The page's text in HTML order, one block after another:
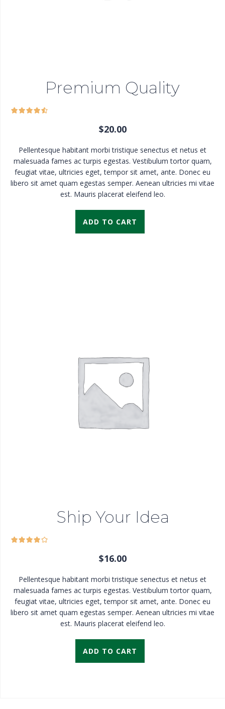
Premium Quality
$20.00
Pellentesque habitant morbi tristique senectus et netus et
malesuada fames ac turpis egestas. Vestibulum tortor quam,
feugiat vitae, ultricies eget, tempor sit amet, ante. Donec eu
libero sit amet quam egestas semper. Aenean ultricies mi vitae
est. Mauris placerat eleifend leo.
ADD TO CART
Ship Your Idea
$16.00
Pellentesque habitant morbi tristique senectus et netus et
malesuada fames ac turpis egestas. Vestibulum tortor quam,
feugiat vitae, ultricies eget, tempor sit amet, ante. Donec eu
libero sit amet quam egestas semper. Aenean ultricies mi vitae
est. Mauris placerat eleifend leo.
ADD TO CART